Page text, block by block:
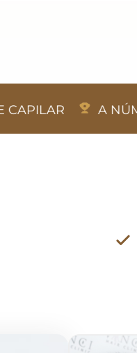
A NÚMERO 1 DO